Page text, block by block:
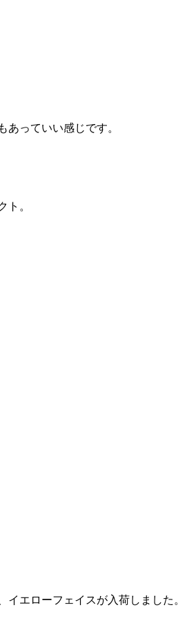
っていい感じです。
ト。
エローフェイスが入荷しました。